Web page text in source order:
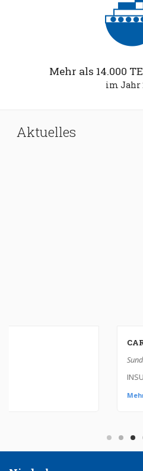
Mehr als 14.000
im Jahr
Aktuelles
CARRIER’S LIABILITY